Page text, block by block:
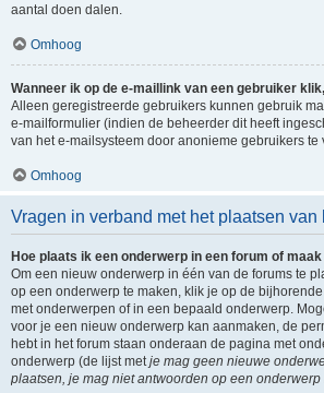
aantal doen dalen.
Omhoog
Wanneer ik op de e-maillink van een gebruiker
Alleen geregistreerde gebruikers kunnen gebruik
e-mailformulier (indien de beheerder dit heeft
van het e-mailsysteem door anonieme gebruikers te
Omhoog
Vragen in verband met het plaatsen van
Hoe plaats ik een onderwerp in een forum of
Om een nieuw onderwerp in één van de forums te
op een onderwerp te maken, klik je op de
met onderwerpen of in een bepaald onderwerp.
voor je een nieuw onderwerp kan aanmaken, de
hebt in het forum staan onderaan de pagina met
onderwerp (de lijst metje mag geen nieuwe
plaatsen, je mag niet antwoorden op een onderwerp